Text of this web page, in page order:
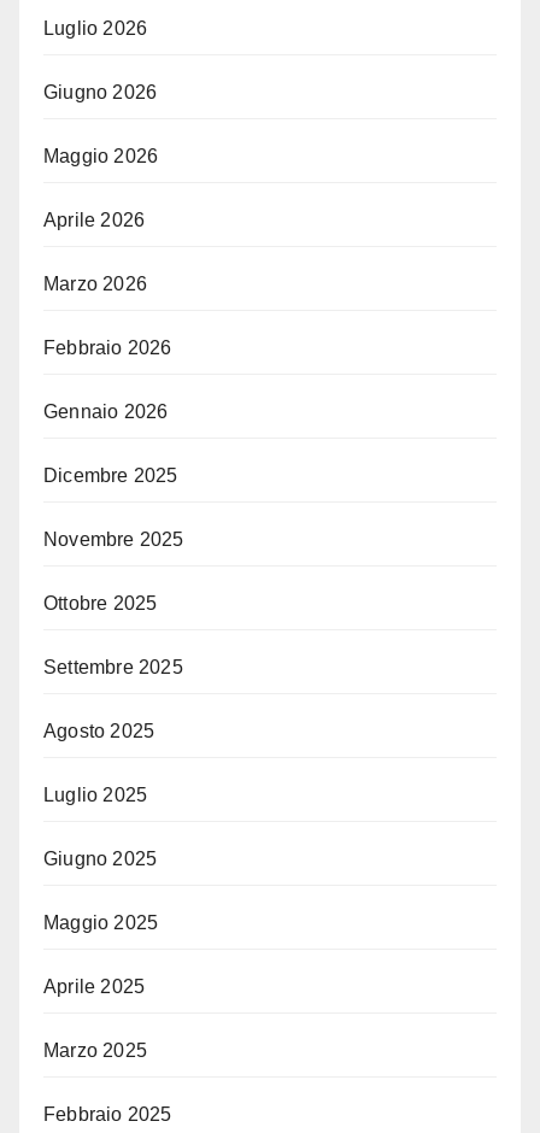
Luglio 2026
Giugno 2026
Maggio 2026
Aprile 2026
Marzo 2026
Febbraio 2026
Gennaio 2026
Dicembre 2025
Novembre 2025
Ottobre 2025
Settembre 2025
Agosto 2025
Luglio 2025
Giugno 2025
Maggio 2025
Aprile 2025
Marzo 2025
Febbraio 2025